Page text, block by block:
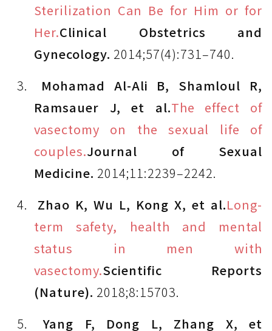
Sterilization Can Be for Him or for
Her.Clinical Obstetrics and
Gynecology. 2014;57(4):731–740.
Mohamad Al-Ali B, Shamloul R,
Ramsauer J, et al.The effect of
vasectomy on the sexual life of
couples.Journal of Sexual
Medicine. 2014;11:2239–2242.
Zhao K, Wu L, Kong X, et al.Long-
term safety, health and mental
status in men with
vasectomy.Scientific Reports
(Nature). 2018;8:15703.
Yang F, Dong L, Zhang X, et